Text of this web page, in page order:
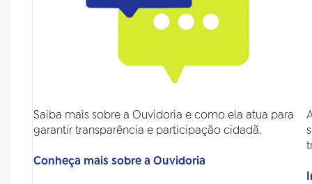
Saiba mais sobre a Ouvidoria e como ela atua para
garantir transparência e participação cidadã.
Conheça mais sobre a Ouvidoria